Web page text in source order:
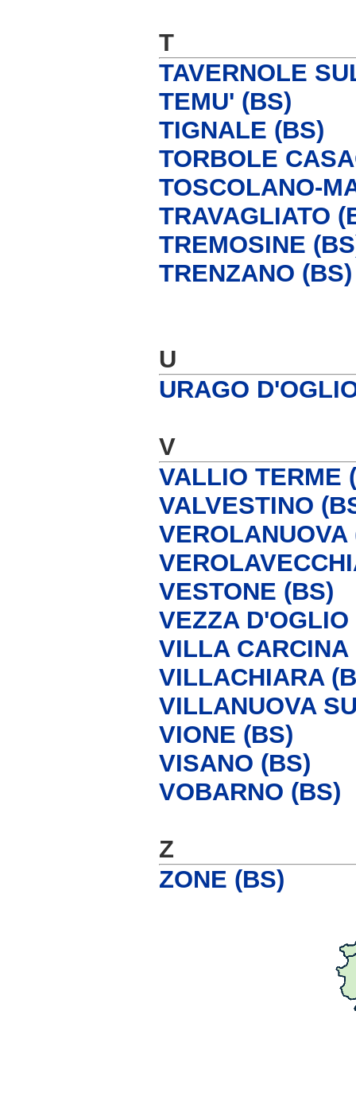
T
TAVERNOLE
TEMU' (BS)
TIGNALE (BS)
TORBOLE
TOSCOLANO-
TRAVAGLIATO
TREMOSINE
TRENZANO (BS)
U
URAGO
V
VALLIO TERME
VALVESTINO
VEROLANUOVA
VESTONE (BS)
VEZZA D'OGLIO
VILLA CARCINA
VILLACHIARA
VILLANUOVA
VIONE (BS)
VISANO (BS)
VOBARNO (BS)
Z
ZONE (BS)